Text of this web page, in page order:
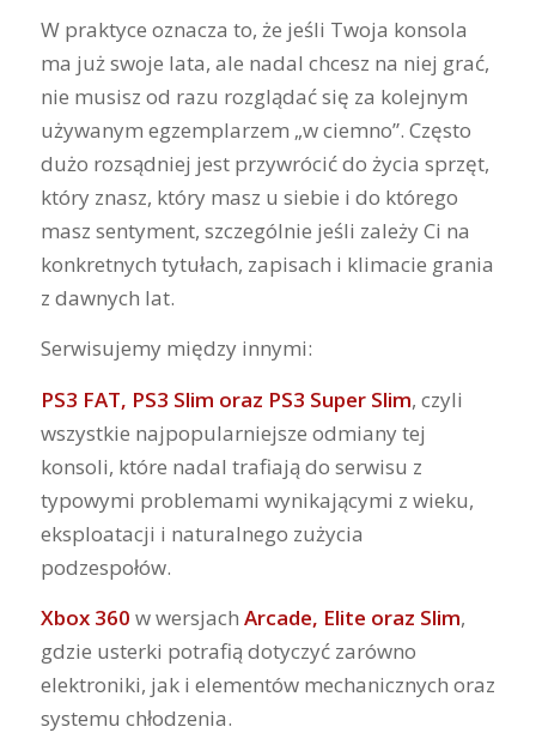
W praktyce oznacza to, że jeśli Twoja konsola
ma już swoje lata, ale nadal chcesz na niej grać,
nie musisz od razu rozglądać się za kolejnym
używanym egzemplarzem „w ciemno”. Często
dużo rozsądniej jest przywrócić do życia sprzęt,
który znasz, który masz u siebie i do którego
masz sentyment, szczególnie jeśli zależy Ci na
konkretnych tytułach, zapisach i klimacie grania
z dawnych lat.
Serwisujemy między innymi:
PS3 FAT, PS3 Slim oraz PS3 Super Slim, czyli
wszystkie najpopularniejsze odmiany tej
konsoli, które nadal trafiają do serwisu z
typowymi problemami wynikającymi z wieku,
eksploatacji i naturalnego zużycia
podzespołów.
Xbox 360 w wersjach Arcade, Elite oraz Slim,
gdzie usterki potrafią dotyczyć zarówno
elektroniki, jak i elementów mechanicznych oraz
systemu chłodzenia.